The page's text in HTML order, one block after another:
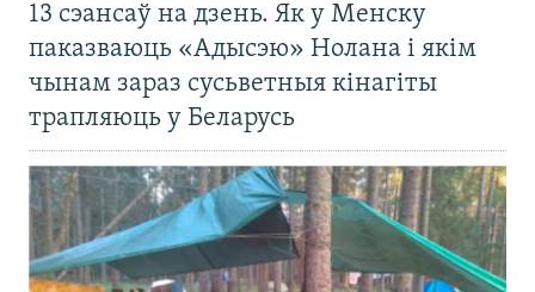
13 сэансаў на дзень. Як у Менску
паказваюць «Адысэю» Нолана і якім
чынам зараз сусьветныя кінагіты
трапляюць у Беларусь